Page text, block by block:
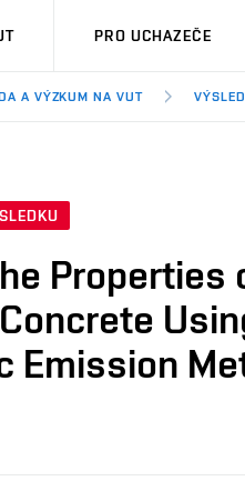
PRO UCHAZEČE
A VÝZKUM NA VUT
Properties
Emission